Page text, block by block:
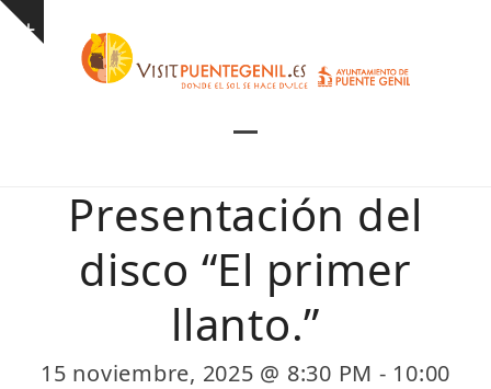
Skip
Show
mobile
menu
mobile
menu
Presentación del
disco “El primer
llanto.”
15 noviembre, 2025 @ 8:30 PM - 10:00